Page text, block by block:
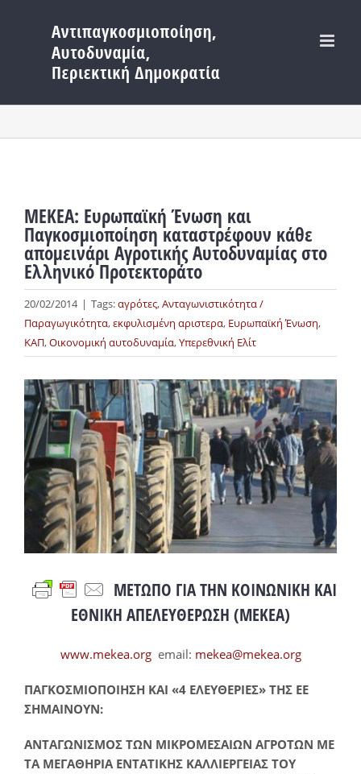
περιεχόμενο
ΜΕΚΕΑ: Ευρωπαϊκή Ένωση και
Παγκοσμιοποίηση καταστρέφουν κάθε
απομεινάρι Αγροτικής Αυτοδυναμίας στο
Ελληνικό Προτεκτοράτο
20/02/2014 | Tags:αγρότες,Ανταγωνιστικότητα /
Παραγωγικότητα,εκφυλισμένη αριστερα, Ευρωπαϊκή Ένωση,
ΚΑΠ,Οικονομική αυτοδυναμία,Υπερεθνική Ελίτ
Προβολή
μεγαλύτερης
εικόνας
ΜΕΤΩΠΟ ΓΙΑ ΤΗΝ ΚΟΙΝΩΝΙΚΗ ΚΑΙ
ΕΘΝΙΚΗ ΑΠΕΛΕΥΘΕΡΩΣΗ (ΜΕΚΕΑ)
www.mekea.orgemail: mekea@mekea.org
ΠΑΓΚΟΣΜΙΟΠΟΙΗΣΗ KAI «4 ΕΛΕΥΘΕΡΙΕΣ» ΤΗΣ ΕΕ
ΣΗΜΑΙΝΟΥΝ:
ΑΝΤΑΓΩΝΙΣΜΟΣ ΤΩΝ ΜΙΚΡΟΜΕΣΑΙΩΝ ΑΓΡΟΤΩΝ ΜΕ
ΤΑ ΜΕΓΑΘΗΡΙΑ ΕΝΤΑΤΙΚΗΣ ΚΑΛΛΙΕΡΓΕΙΑΣ TOY